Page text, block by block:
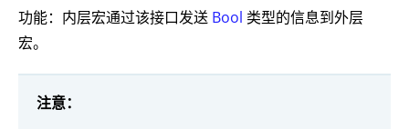
功能：内层宏通过该接口发送 Bool 类型的信息到外层
宏。
注意：